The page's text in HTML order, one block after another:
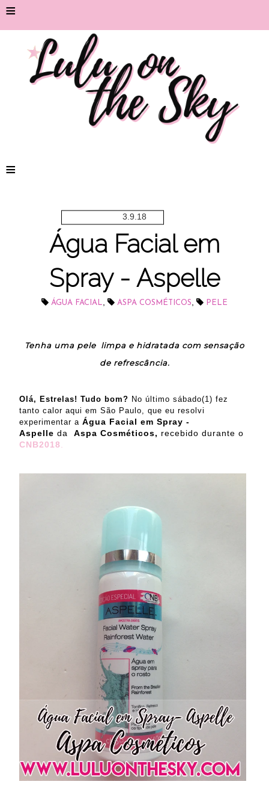
≡
≡
3.9.18
Água Facial em
Spray - Aspelle
ÁGUA FACIAL, ASPA COSMÉTICOS, PELE
Tenha uma pele limpa e hidratada com sensação
de refrescância.
Olá, Estrelas! Tudo bom? No último sábado(1) fez
tanto calor aqui em São Paulo, que eu resolvi
experimentar a Água Facial em Spray -
Aspelle da Aspa Cosméticos, recebido durante o
CNB2018